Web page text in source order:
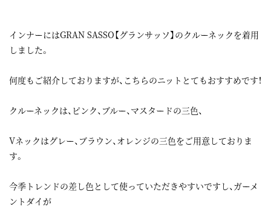
インナーにはGRAN SASSO【グランサッソ】のクルーネックを着用
しました。
何度もご紹介しておりますが、こちらのニットとてもおすすめです！
クルーネックは、ピンク、ブルー、マスタードの三色、
Vネックはグレー、ブラウン、オレンジの三色をご用意しておりま
す。
今季トレンドの差し色として使っていただきやすいですし、ガーメ
ントダイが